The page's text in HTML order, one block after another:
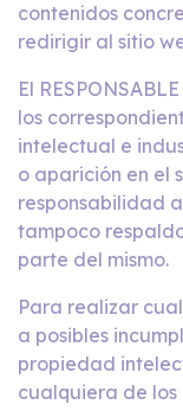
contenidos
redirigir al sitio
El
los
intelectual e
o aparición en el
responsabilidad
tampoco
parte del mismo.
Para realizar
a posibles
propiedad
cualquiera de los